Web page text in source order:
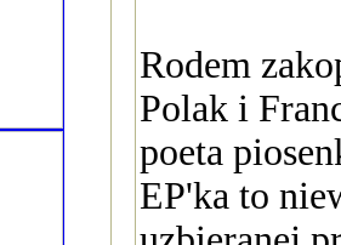
Rodem
Polak i
poeta
EP'ka to